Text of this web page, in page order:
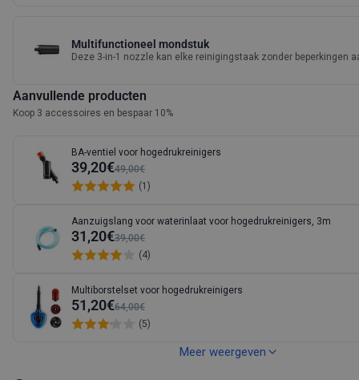
Multifunctioneel mondstuk
Deze 3-in-1 nozzle kan elke reinigingstaak zonder beperkingen
Aanvullende producten
Koop 3 accessoires en bespaar 10%
BA-ventiel voor hogedrukreinigers
39,20€49,00€
(1)
Aanzuigslang voor waterinlaat voor hogedrukreinigers, 3m
31,20€39,00€
(4)
Multiborstelset voor hogedrukreinigers
51,20€64,00€
(5)
Meer weergeven